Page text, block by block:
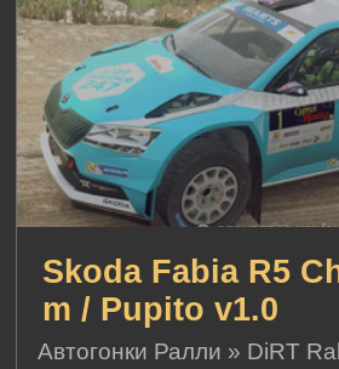
Skoda Fabia R5
m / Pupito v1.0
Автогонки Ралли » DiRT